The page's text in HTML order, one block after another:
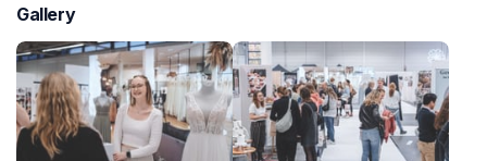
Gallery